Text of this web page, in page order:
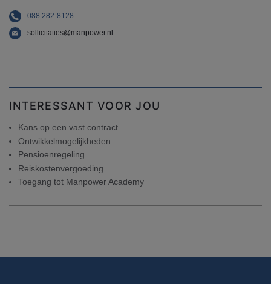
088 282-8128
sollicitaties@manpower.nl
INTERESSANT VOOR JOU
Kans op een vast contract
Ontwikkelmogelijkheden
Pensioenregeling
Reiskostenvergoeding
Toegang tot Manpower Academy